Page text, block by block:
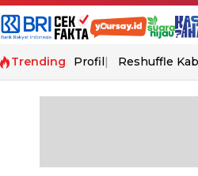
Trending Profil Reshuffle